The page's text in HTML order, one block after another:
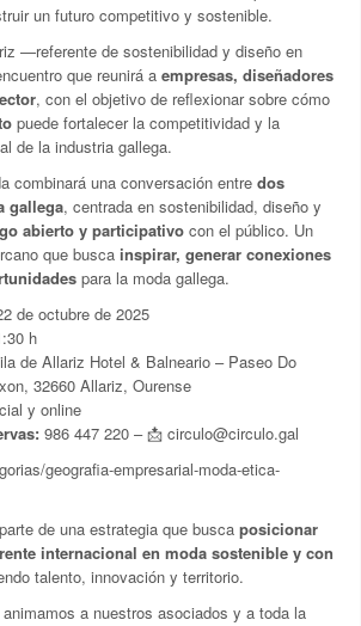
un futuro competitivo y sostenible.
—referente de sostenibilidad y diseño en
que reunirá a empresas, diseñadores
, con el objetivo de reflexionar sobre cómo
puede fortalecer la competitividad y la
de la industria gallega.
combinará una conversación entre dos
gallega, centrada en sostenibilidad, diseño y
abierto y participativo con el público. Un
que busca inspirar, generar conexiones
para la moda gallega.
de octubre de 2025
h
de Allariz Hotel & Balneario – Paseo Do
32660 Allariz, Ourense
y online
986 447 220 – 📩 circulo@circulo.gal
geografia-empresarial-moda-etica-
de una estrategia que busca posicionar
internacional en moda sostenible y con
talento, innovación y territorio.
a nuestros asociados y a toda la